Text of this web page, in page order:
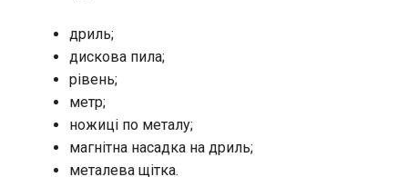
дриль;
дискова пила;
рівень;
метр;
ножиці по металу;
магнітна насадка на дриль;
металева щітка.